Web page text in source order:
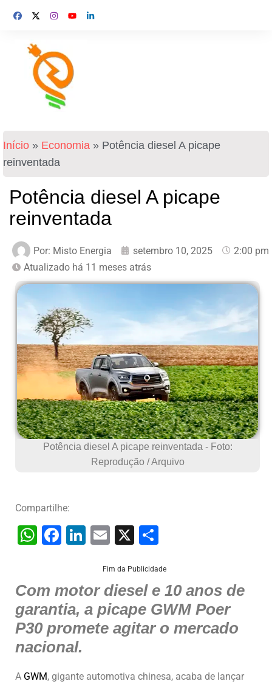
Início » Economia » Potência diesel A picape
reinventada
Potência diesel A picape
reinventada
Por: Misto Energia setembro 10, 2025
2:00 pm
Atualizado há 11 meses atrás
Potência diesel A picape reinventada - Foto:
Reprodução / Arquivo
Compartilhe:
W
s
A
p
p
F
e
b
o
o
k
Li
e
dI
n
E
ai
l
X
ar
e
Fim da Publicidade
Com motor diesel e 10 anos de
garantia, a picape GWM Poer
P30 promete agitar o mercado
nacional.
A GWM, gigante automotiva chinesa, acaba de lançar